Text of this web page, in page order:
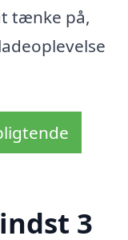
tænke på,
3